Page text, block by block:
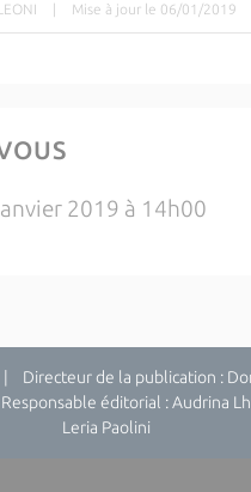
| Mise à jour le 06/01/2019
2019 à 14h00
| Directeur de la publication :
éditorial : Audrina
Leria Paolini